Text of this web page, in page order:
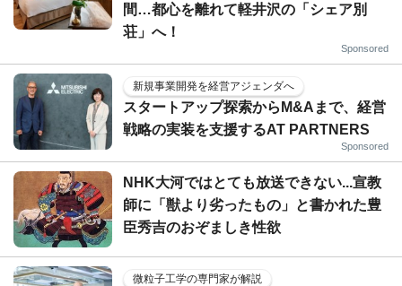
間…都心を離れて軽井沢の「シェア別
荘」へ！
Sponsored
新規事業開発を経営アジェンダへ
スタートアップ探索からM&Aまで、経営
戦略の実装を支援するAT PARTNERS
Sponsored
NHK大河ではとても放送できない...宣教
師に「獣より劣ったもの」と書かれた豊
臣秀吉のおぞましき性欲
微粒子工学の専門家が解説